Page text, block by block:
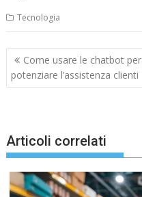
Tecnologia
Navigazione
articoli
Come usare le chatbot per
potenziare l’assistenza clienti
Articoli correlati